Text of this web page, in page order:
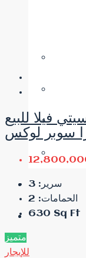
فيلا للبيع
سوبر لوكس
سرير: 3
الحمامات: 2
630 Sq Ft
متميز
للإيجار